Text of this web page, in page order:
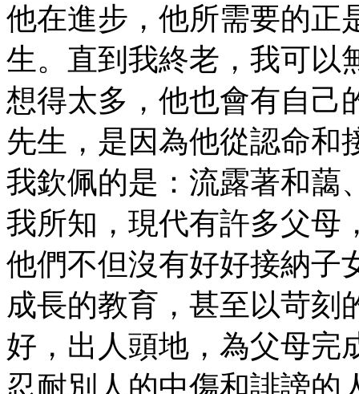
他在進步，他所需要的正
生。直到我終老，我可以
想得太多，他也會有自
先生，是因為他從認命和
我欽佩的是：流露著和藹
我所知，現代有許多父母
他們不但沒有好好接納子
成長的教育，甚至以苛刻
好，出人頭地，為父母
忍耐別人的中傷和誹謗的